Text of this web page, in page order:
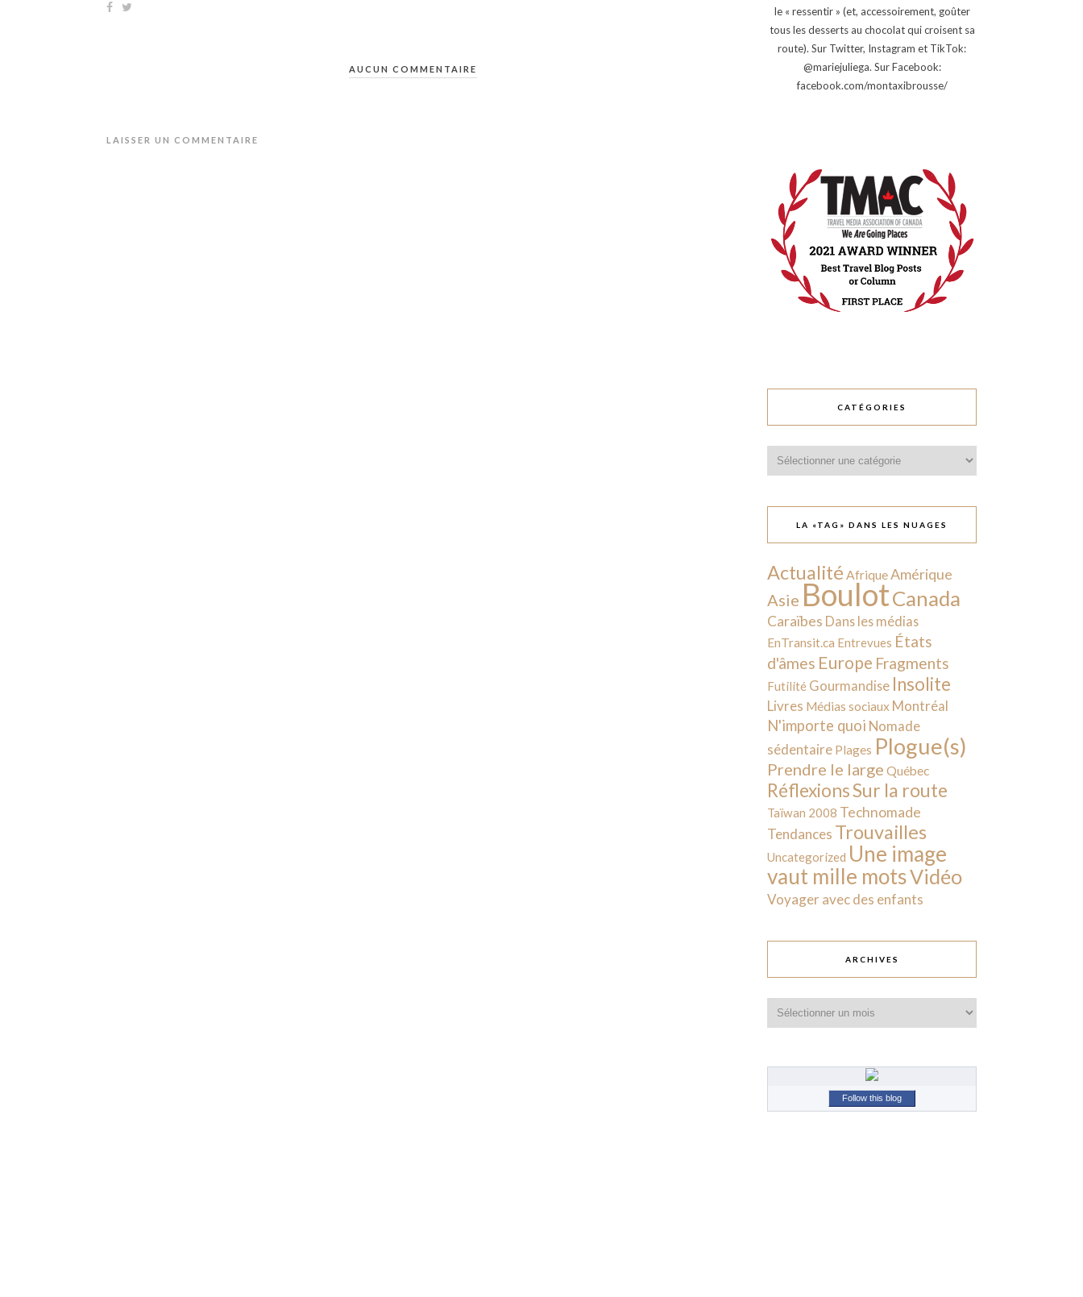
AUCUN COMMENTAIRE
LAISSER UN COMMENTAIRE
le « ressentir » (et, accessoirement, goûter
tous les desserts au chocolat qui croisent sa
route). Sur Twitter, Instagram et TikTok:
@mariejuliega. Sur Facebook:
facebook.com/montaxibrousse/
CATÉGORIES
LA «TAG» DANS LES NUAGES
Actualité AfriqueAmérique
Asie BoulotCanada
Caraïbes Dans les médias
EnTransit.ca Entrevues États
d'âmes Europe Fragments
Futilité Gourmandise Insolite
Livres Médias sociaux Montréal
N'importe quoi Nomade
sédentaire Plages Plogue(s)
Prendre le large Québec
RéflexionsSur la route
Taïwan 2008 Technomade
Tendances Trouvailles
Uncategorized Une image
vaut mille motsVidéo
Voyager avec des enfants
ARCHIVES
Follow this blog